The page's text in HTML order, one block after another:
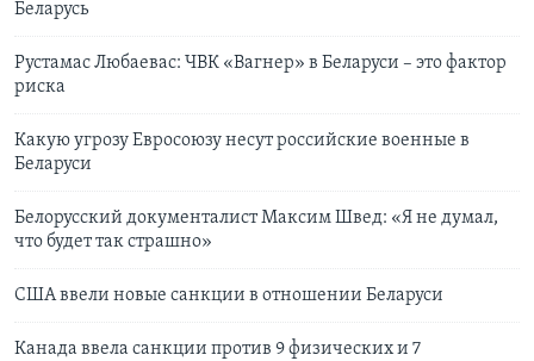
Беларусь
Рустамас Любаевас: ЧВК «Вагнер» в Беларуси – это фактор
риска
Какую угрозу Евросоюзу несут российские военные в
Беларуси
Белорусский документалист Максим Швед: «Я не думал,
что будет так страшно»
США ввели новые санкции в отношении Беларуси
Канада ввела санкции против 9 физических и 7